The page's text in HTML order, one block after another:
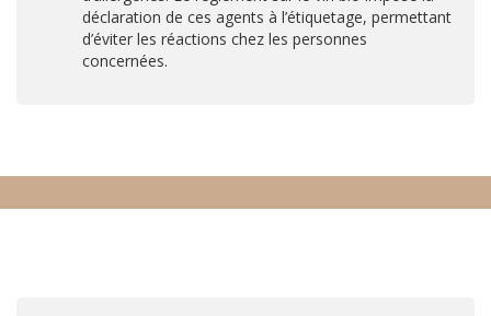
déclaration de ces agents à l’étiquetage, permettant
d’éviter les réactions chez les personnes
concernées.